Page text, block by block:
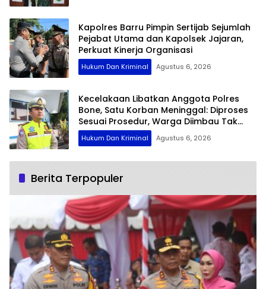
Kapolres Barru Pimpin Sertijab Sejumlah
Pejabat Utama dan Kapolsek Jajaran,
Perkuat Kinerja Organisasi
Hukum Dan Kriminal Agustus 6, 2026
Kecelakaan Libatkan Anggota Polres
Bone, Satu Korban Meninggal: Diproses
Sesuai Prosedur, Warga Diimbau Tak
Berspekulasi
Hukum Dan Kriminal Agustus 6, 2026
Berita Terpopuler